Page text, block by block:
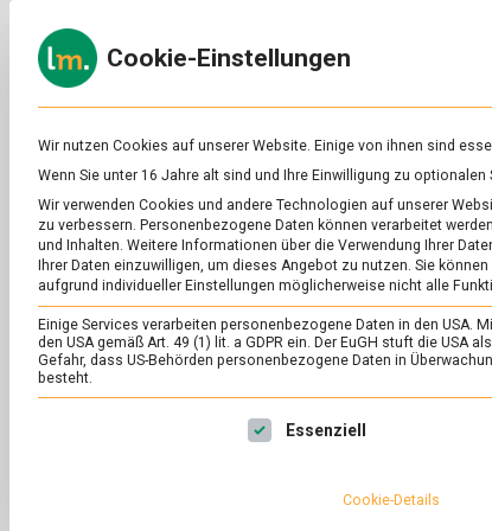
to
content
zu
&
Cookie-Einstellungen
Wir nutzen Cookies auf unserer Website. Einige von ihnen sind
Wenn Sie unter 16 Jahre alt sind und Ihre Einwilligung zu
Wir verwenden Cookies und andere Technologien auf unserer
zu verbessern. Personenbezogene Daten können verarbeitet
und Inhalten. Weitere Informationen über die Verwendung Ihrer
Ihrer Daten einzuwilligen, um dieses Angebot zu nutzen. Sie
aufgrund individueller Einstellungen möglicherweise nicht alle
Einige Services verarbeiten personenbezogene Daten in den USA.
den USA gemäß Art. 49 (1) lit. a GDPR ein. Der EuGH stuft die
Gefahr, dass US-Behörden personenbezogene Daten in
besteht.
Es folgt eine Liste der Service-Gruppen, für die
Essenziell
Cookie-Details